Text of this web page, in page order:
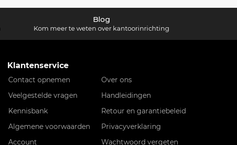
Blog
Kom meer te weten over kantoorinrichting
Klantenservice
Contact opnemen
Over ons
Veelgestelde vragen
Handleidingen
Kennisbank
Retour en garantiebeleid
Algemene voorwaarden
Privacyverklaring
Account
Wachtwoord vergeten